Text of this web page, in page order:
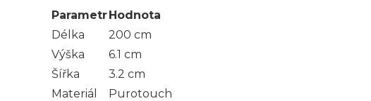
ParametrHodnota
Délka
200 cm
Výška
6.1 cm
Šířka
3.2 cm
Materiál
Purotouch